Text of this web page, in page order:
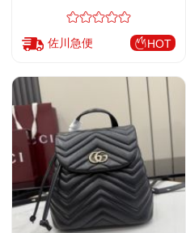
佐川急便 HOT